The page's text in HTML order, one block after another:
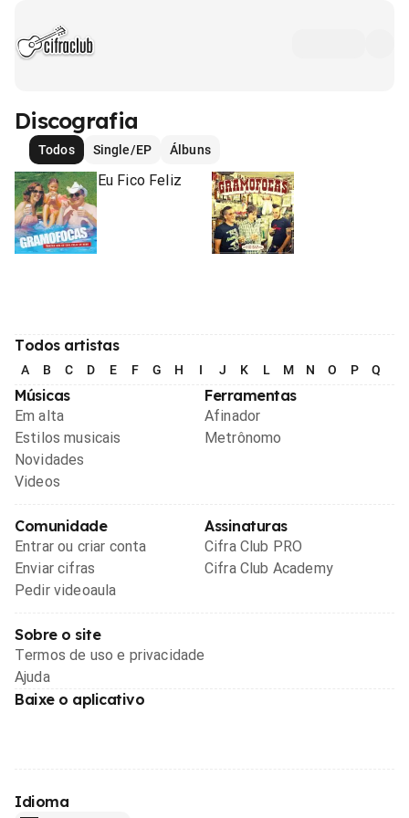
Discografia
Todos Single/EP Álbuns
Sempre que Eu Fico Feliz
eu Bebo
2005
•
Álbum
No Bar
2011
•
Álbum
Todos artistas
A B C D E F G H I J K L M N O P Q
Músicas
Em alta
Estilos musicais
Novidades
Videos
Ferramentas
Afinador
Metrônomo
Comunidade
Entrar ou criar conta
Enviar cifras
Pedir videoaula
Assinaturas
Cifra Club PRO
Cifra Club Academy
Sobre o site
Termos de uso e privacidade
Ajuda
Baixe o aplicativo
Idioma